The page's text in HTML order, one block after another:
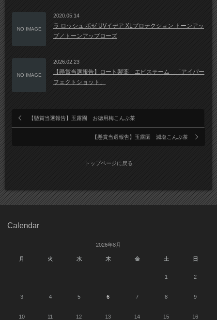
NO IMAGE
2020.05.14
ラ ロッシュ ポゼ UVイデア XLプロテクション トーンアッ
プ／トーンアップローズ
NO IMAGE
2026.02.23
【懸賞当選報告】ロート製薬 エピステーム 「アイパー
フェクトショット」
【懸賞当選報告】玉露園 お徳用梅こんぶ茶
【懸賞当選報告】玉露園 減塩こんぶ茶
トップページに戻る
Calendar
2026年8月
月 火 水 木 金 土 日
1 2
3 4 5 6 7 8 9
10 11 12 13 14 15 16